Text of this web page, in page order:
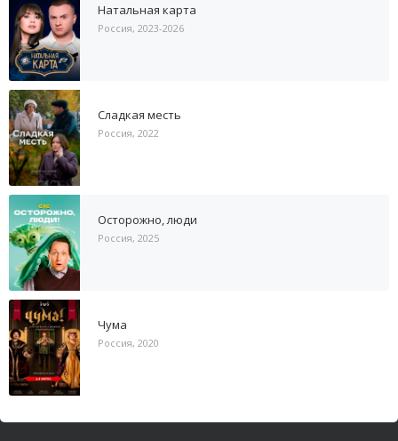
Натальная карта
Россия, 2023-2026
Сладкая месть
Россия, 2022
Осторожно, люди
Россия, 2025
Чума
Россия, 2020